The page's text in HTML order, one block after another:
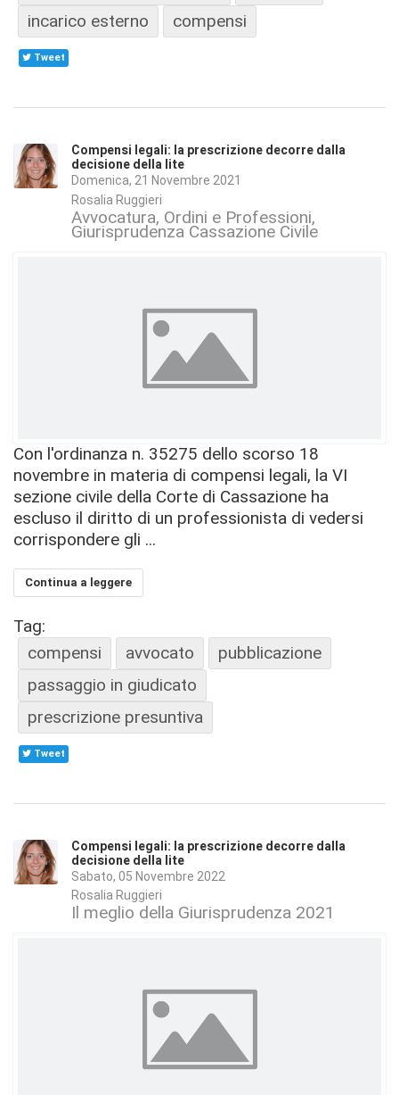
incarico esterno
compensi
Tweet
Compensi legali: la prescrizione decorre dalla
decisione della lite
Domenica, 21 Novembre 2021
Rosalia Ruggieri
Avvocatura, Ordini e Professioni
Giurisprudenza Cassazione Civile
Con l'ordinanza n. 35275 dello scorso 18
novembre in materia di compensi legali, la VI
sezione civile della Corte di Cassazione ha
escluso il diritto di un professionista di vedersi
corrispondere gli ...
Continua a leggere
Tag:
compensi
avvocato
pubblicazione
passaggio in giudicato
prescrizione presuntiva
Tweet
Compensi legali: la prescrizione decorre dalla
decisione della lite
Sabato, 05 Novembre 2022
Rosalia Ruggieri
Il meglio della Giurisprudenza 2021